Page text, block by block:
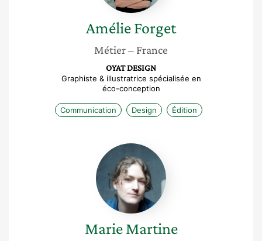
AmélieForget
Métier– France
OYAT DESIGN
Graphiste & illustratrice spécialisée en
éco-conception
Communication Design Édition
Marie
Martine
Marie Martine